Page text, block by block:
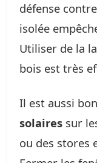
défense
isolée
Utiliser de la
bois est très
Il est aussi
solaires sur
ou des stores